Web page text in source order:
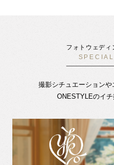
フォトウェディ
撮影シチュエーション
ONESTYLEのイチ